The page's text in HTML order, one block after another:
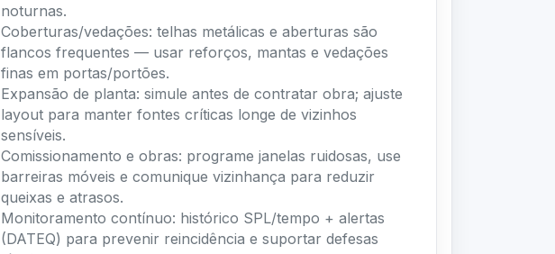
noturnas.
Coberturas/vedações: telhas metálicas e aberturas são
flancos frequentes — usar reforços, mantas e vedações
finas em portas/portões.
Expansão de planta: simule antes de contratar obra; ajuste
layout para manter fontes críticas longe de vizinhos
sensíveis.
Comissionamento e obras: programe janelas ruidosas, use
barreiras móveis e comunique vizinhança para reduzir
queixas e atrasos.
Monitoramento contínuo: histórico SPL/tempo + alertas
(DATEQ) para prevenir reincidência e suportar defesas